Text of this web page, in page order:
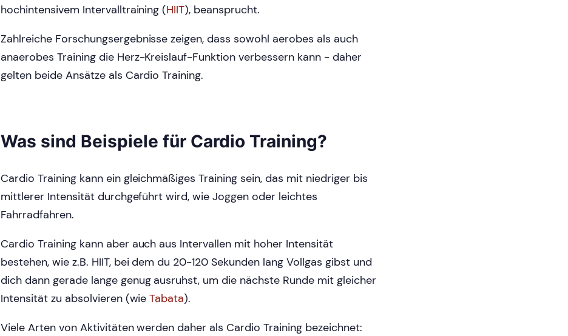
hochintensivem Intervalltraining (HIIT), beansprucht.
Zahlreiche Forschungsergebnisse zeigen, dass sowohl aerobes als auch
anaerobes Training die Herz-Kreislauf-Funktion verbessern kann - daher
gelten beide Ansätze als Cardio Training.
Was sind Beispiele für Cardio Training?
Cardio Training kann ein gleichmäßiges Training sein, das mit niedriger bis
mittlerer Intensität durchgeführt wird, wie Joggen oder leichtes
Fahrradfahren.
Cardio Training kann aber auch aus Intervallen mit hoher Intensität
bestehen, wie z.B. HIIT, bei dem du 20-120 Sekunden lang Vollgas gibst und
dich dann gerade lange genug ausruhst, um die nächste Runde mit gleicher
Intensität zu absolvieren (wieTabata).
Viele Arten von Aktivitäten werden daher als Cardio Training bezeichnet: